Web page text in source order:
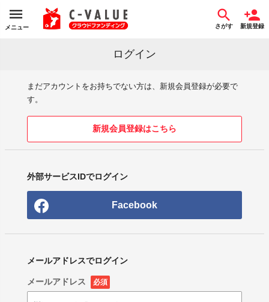
メニュー さがす 新規登録
ログイン
まだアカウントをお持ちでない方は、新規会員登録が必要で
す。
新規会員登録はこちら
外部サービスIDでログイン
Facebook
メールアドレスでログイン
メールアドレス 必須